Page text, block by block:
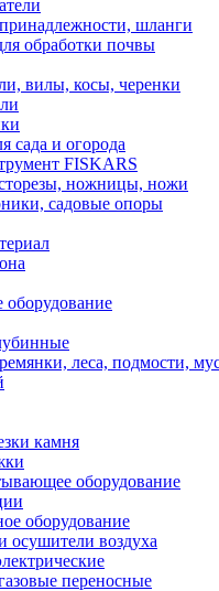
шланги
обработки почвы
вилы, косы, черенки
сада и огорода
FISKARS
ножницы, ножи
садовые опоры
оборудование
леса, подмости,
камня
оборудование
оборудование
осушители воздуха
переносные